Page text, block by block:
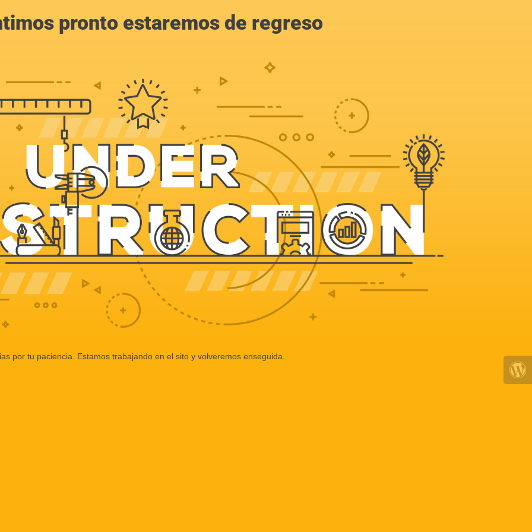
pronto estaremos de regreso
por tu paciencia. Estamos trabajando en el sito y volveremos enseguida.